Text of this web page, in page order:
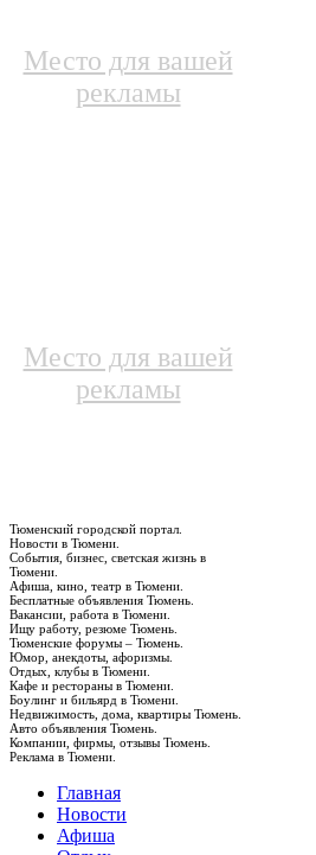
Место для вашей
рекламы
Место для вашей
рекламы
Тюменский городской портал.
Новости в Тюмени.
События, бизнес, светская жизнь в
Тюмени.
Афиша, кино, театр в Тюмени.
Бесплатные объявления Тюмень.
Вакансии, работа в Тюмени.
Ищу работу, резюме Тюмень.
Тюменские форумы – Тюмень.
Юмор, анекдоты, афоризмы.
Отдых, клубы в Тюмени.
Кафе и рестораны в Тюмени.
Боулинг и бильярд в Тюмени.
Недвижимость, дома, квартиры Тюмень.
Авто объявления Тюмень.
Компании, фирмы, отзывы Тюмень.
Реклама в Тюмени.
Главная
Новости
Афиша